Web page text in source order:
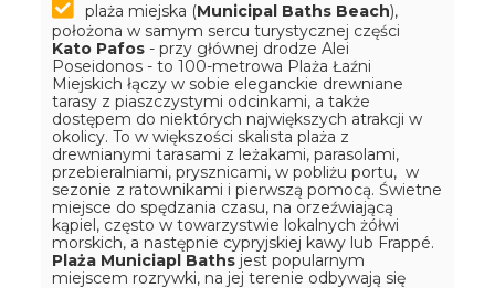
plaża miejska (Municipal Baths Beach),
położona w samym sercu turystycznej części
Kato Pafos - przy głównej drodze Alei
Poseidonos - to 100-metrowa Plaża Łaźni
Miejskich łączy w sobie eleganckie drewniane
tarasy z piaszczystymi odcinkami, a także
dostępem do niektórych największych atrakcji w
okolicy. To w większości skalista plaża z
drewnianymi tarasami z leżakami, parasolami,
przebieralniami, prysznicami, w pobliżu portu, w
sezonie z ratownikami i pierwszą pomocą. Świetne
miejsce do spędzania czasu, na orzeźwiającą
kąpiel, często w towarzystwie lokalnych żółwi
morskich, a następnie cypryjskiej kawy lub Frappé.
Plaża Municiapl Baths jest popularnym
miejscem rozrywki, na jej terenie odbywają się